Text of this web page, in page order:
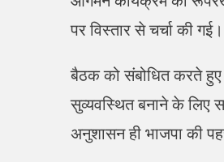
पर विस्तार से चर्चा की गई।
बैठक को संबोधित करते
सुव्यवस्थित बनाने के लिए
अनुशासन ही भाजपा की